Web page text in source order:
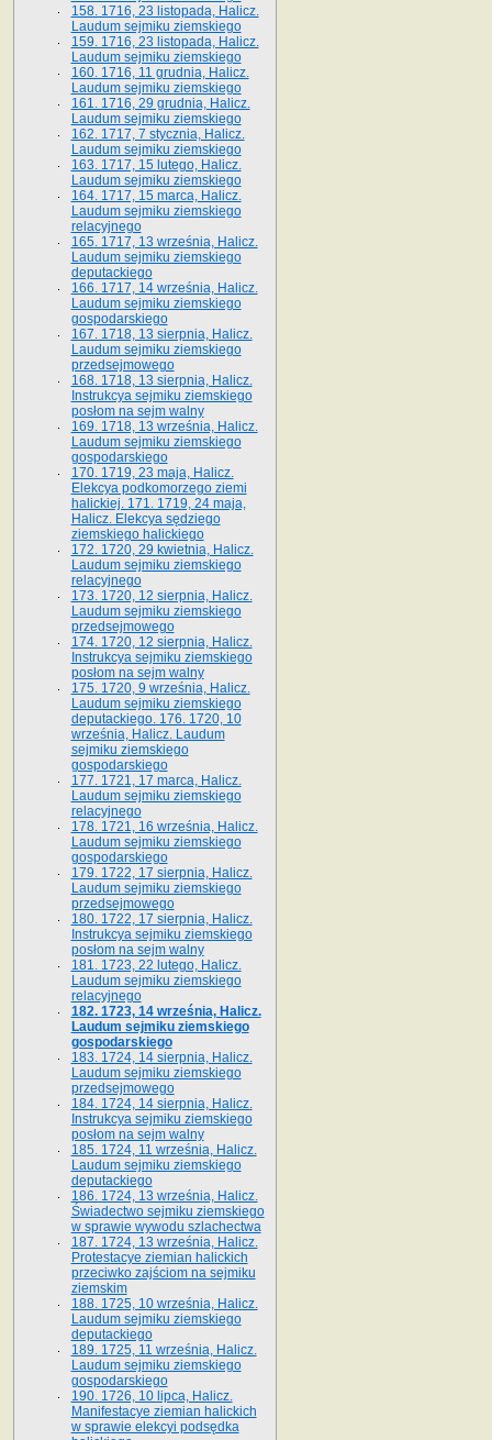
158. 1716, 23 listopada, Halicz.
Laudum sejmiku ziemskiego
159. 1716, 23 listopada, Halicz.
Laudum sejmiku ziemskiego
160. 1716, 11 grudnia, Halicz.
Laudum sejmiku ziemskiego
161. 1716, 29 grudnia, Halicz.
Laudum sejmiku ziemskiego
162. 1717, 7 stycznia, Halicz.
Laudum sejmiku ziemskiego
163. 1717, 15 lutego, Halicz.
Laudum sejmiku ziemskiego
164. 1717, 15 marca, Halicz.
Laudum sejmiku ziemskiego
relacyjnego
165. 1717, 13 września, Halicz.
Laudum sejmiku ziemskiego
deputackiego
166. 1717, 14 września, Halicz.
Laudum sejmiku ziemskiego
gospodarskiego
167. 1718, 13 sierpnia, Halicz.
Laudum sejmiku ziemskiego
przedsejmowego
168. 1718, 13 sierpnia, Halicz.
Instrukcya sejmiku ziemskiego
posłom na sejm walny
169. 1718, 13 września, Halicz.
Laudum sejmiku ziemskiego
gospodarskiego
170. 1719, 23 maja, Halicz.
Elekcya podkomorzego ziemi
halickiej. 171. 1719, 24 maja,
Halicz. Elekcya sędziego
ziemskiego halickiego
172. 1720, 29 kwietnia, Halicz.
Laudum sejmiku ziemskiego
relacyjnego
173. 1720, 12 sierpnia, Halicz.
Laudum sejmiku ziemskiego
przedsejmowego
174. 1720, 12 sierpnia, Halicz.
Instrukcya sejmiku ziemskiego
posłom na sejm walny
175. 1720, 9 września, Halicz.
Laudum sejmiku ziemskiego
deputackiego. 176. 1720, 10
września, Halicz. Laudum
sejmiku ziemskiego
gospodarskiego
177. 1721, 17 marca, Halicz.
Laudum sejmiku ziemskiego
relacyjnego
178. 1721, 16 września, Halicz.
Laudum sejmiku ziemskiego
gospodarskiego
179. 1722, 17 sierpnia, Halicz.
Laudum sejmiku ziemskiego
przedsejmowego
180. 1722, 17 sierpnia, Halicz.
Instrukcya sejmiku ziemskiego
posłom na sejm walny
181. 1723, 22 lutego, Halicz.
Laudum sejmiku ziemskiego
relacyjnego
182. 1723, 14 września, Halicz.
Laudum sejmiku ziemskiego
gospodarskiego
183. 1724, 14 sierpnia, Halicz.
Laudum sejmiku ziemskiego
przedsejmowego
184. 1724, 14 sierpnia, Halicz.
Instrukcya sejmiku ziemskiego
posłom na sejm walny
185. 1724, 11 września, Halicz.
Laudum sejmiku ziemskiego
deputackiego
186. 1724, 13 września, Halicz.
Świadectwo sejmiku ziemskiego
w sprawie wywodu szlachectwa
187. 1724, 13 września, Halicz.
Protestacye ziemian halickich
przeciwko zajściom na sejmiku
ziemskim
188. 1725, 10 września, Halicz.
Laudum sejmiku ziemskiego
deputackiego
189. 1725, 11 września, Halicz.
Laudum sejmiku ziemskiego
gospodarskiego
190. 1726, 10 lipca, Halicz.
Manifestacye ziemian halickich
w sprawie elekcyi podsędka